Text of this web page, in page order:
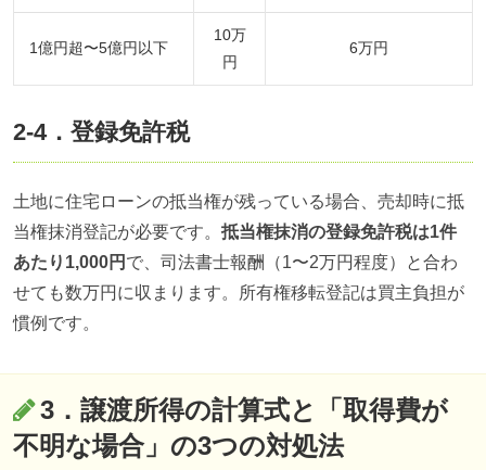
1億円超〜5億円以下
10万
円
6万円
2-4．登録免許税
土地に住宅ローンの抵当権が残っている場合、売却時に抵
当権抹消登記が必要です。 抵当権抹消の登録免許税は1件
あたり1,000円 で、司法書士報酬（1〜2万円程度）と合わ
せても数万円に収まります。所有権移転登記は買主負担が
慣例です。
3．譲渡所得の計算式と「取得費が
不明な場合」の3つの対処法